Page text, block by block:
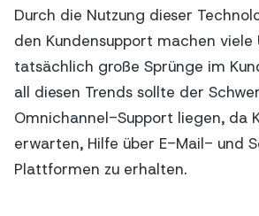
Durch die Nutzung dieser
den Kundensupport machen viele
tatsächlich große Sprünge im
all diesen Trends sollte der
Omnichannel-Support liegen, da
erwarten, Hilfe über E-Mail- und
Plattformen zu erhalten.